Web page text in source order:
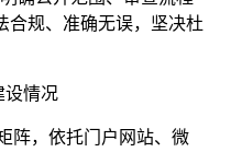
合规、准确无误，坚决杜
情况
，依托门户网站、微